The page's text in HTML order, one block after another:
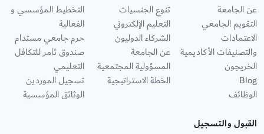
عن الجامعة
التقويم الجامعي
الاعتمادات
والتصنيفات الأكاديمية
الخريجون
Blog
الوظائف
تنوع الجنسيات
التعليم الإلكتروني
الشركاء الدوليون
عن الجامعة
المسؤولية المجتمعية
الخطة الاستراتيجية
التخطيط المؤسسي و
الفعالية
حرم جامعي مستدام
صندوق ثامر للتكافل
التعليمي
تسجيل الموردين
الوثائق المؤسسية
القبول والتسجيل